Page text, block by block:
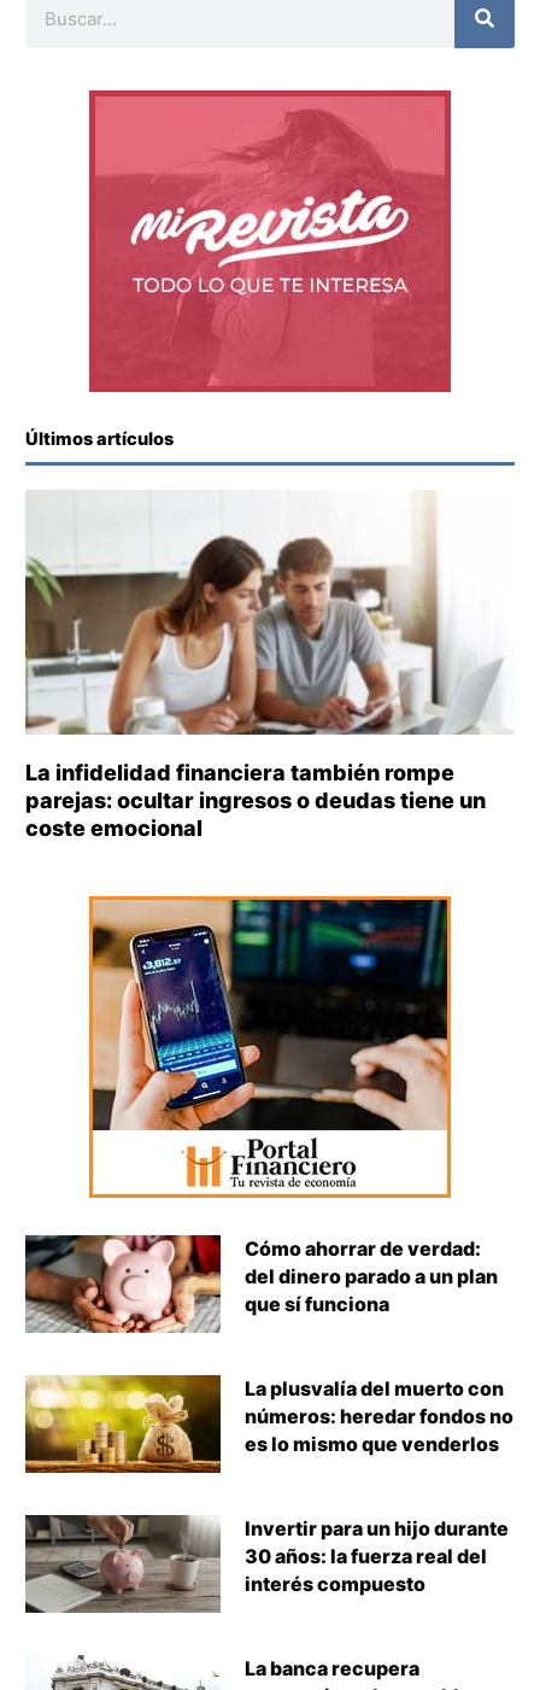
Últimos artículos
La infidelidad financiera también rompe
parejas: ocultar ingresos o deudas tiene un
coste emocional
Cómo ahorrar de verdad:
del dinero parado a un plan
que sí funciona
La plusvalía del muerto con
números: heredar fondos no
es lo mismo que venderlos
Invertir para un hijo durante
30 años: la fuerza real del
interés compuesto
La banca recupera